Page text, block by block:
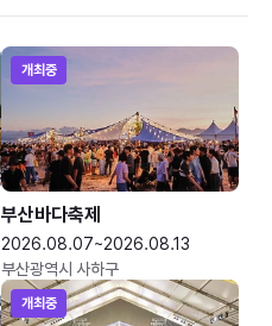
개최중
부산바다축제
2026.08.07~2026.08.13
부산광역시 사하구
개최중